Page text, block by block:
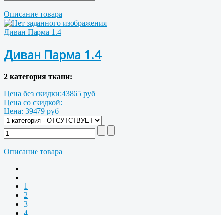
Описание товара
Диван Парма 1.4
Диван Парма 1.4
2 категория ткани:
Цена без скидки:43865 руб
Цена со скидкой:
Цена: 39479 руб
Описание товара
1
2
3
4